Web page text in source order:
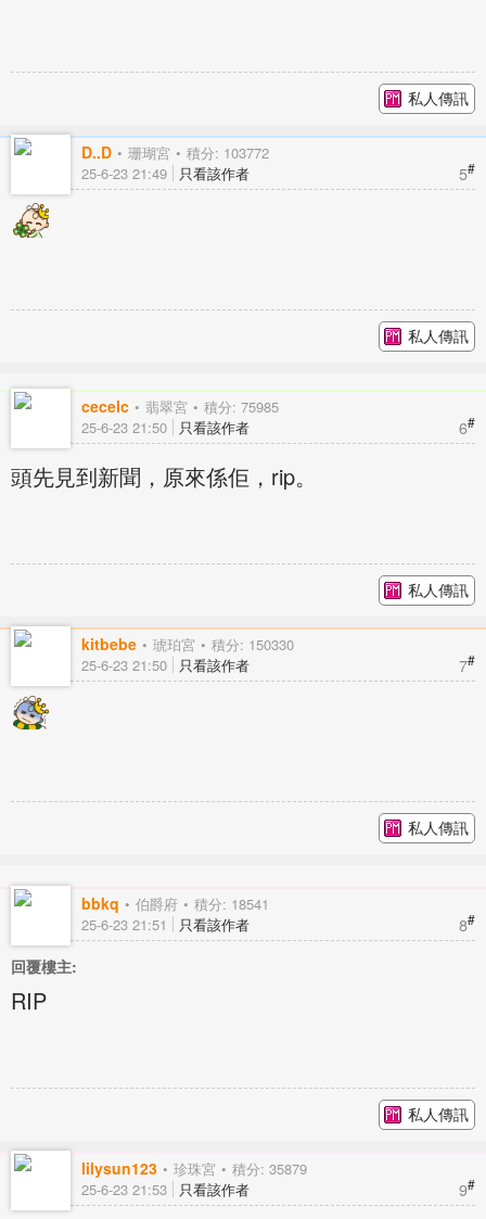
私人傳訊
D..D 珊瑚宮 積分: 103772
5#
25-6-23 21:49 只看該作者
私人傳訊
cecelc 翡翠宮 積分: 75985
6#
25-6-23 21:50 只看該作者
頭先見到新聞，原來係佢，rip。
私人傳訊
kitbebe 琥珀宮 積分: 150330
7#
25-6-23 21:50 只看該作者
私人傳訊
bbkq 伯爵府 積分: 18541
8#
25-6-23 21:51 只看該作者
回覆樓主:
RIP
私人傳訊
lilysun123 珍珠宮 積分: 35879
9#
25-6-23 21:53 只看該作者